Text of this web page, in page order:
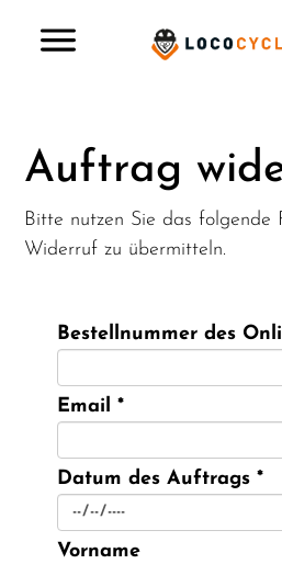
Auftrag
Bitte nutzen Sie das folgende
Widerruf zu übermitteln.
Bestellnummer des
Email *
Datum des Auftrags *
Vorname